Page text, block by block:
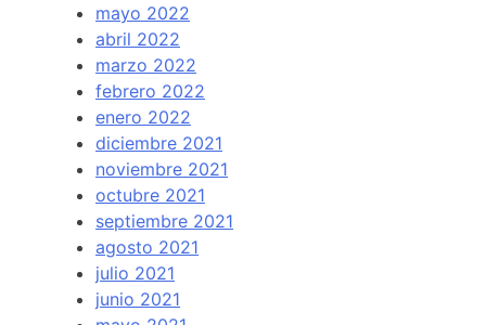
mayo 2022
abril 2022
marzo 2022
febrero 2022
enero 2022
diciembre 2021
noviembre 2021
octubre 2021
septiembre 2021
agosto 2021
julio 2021
junio 2021